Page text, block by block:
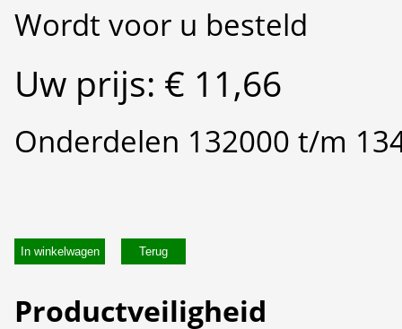
Wordt voor u besteld
Uw prijs: € 11,66
Onderdelen 132000 t/m
In winkelwagen
Productveiligheid